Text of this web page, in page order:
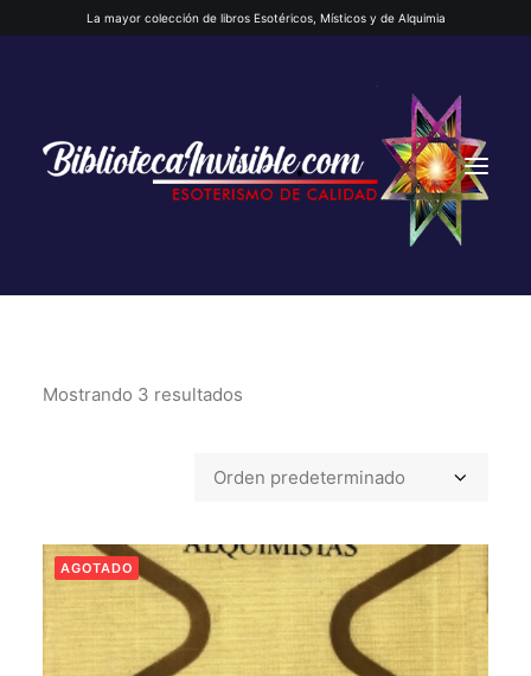
La mayor colección de libros Esotéricos, Místicos y de Alquimia
INICIO
CATEGORÍAS
AUTORES DESTACADOS
Mostrando 3 resultados
AGOTADO